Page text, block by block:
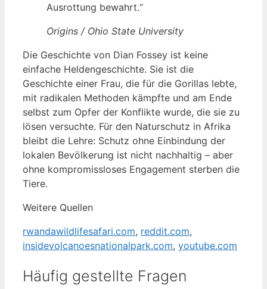
Ausrottung bewahrt.“
Origins / Ohio State University
Die Geschichte von Dian Fossey ist keine
einfache Heldengeschichte. Sie ist die
Geschichte einer Frau, die für die Gorillas lebte,
mit radikalen Methoden kämpfte und am Ende
selbst zum Opfer der Konflikte wurde, die sie zu
lösen versuchte. Für den Naturschutz in Afrika
bleibt die Lehre: Schutz ohne Einbindung der
lokalen Bevölkerung ist nicht nachhaltig – aber
ohne kompromissloses Engagement sterben die
Tiere.
Weitere Quellen
rwandawildlifesafari.com, reddit.com,
insidevolcanoesnationalpark.com, youtube.com
Häufig gestellte Fragen